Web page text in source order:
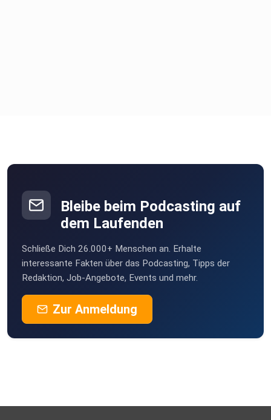
Bleibe beim Podcasting auf
dem Laufenden
Schließe Dich 26.000+ Menschen an. Erhalte
interessante Fakten über das Podcasting, Tipps der
Redaktion, Job-Angebote, Events und mehr.
Zur Anmeldung